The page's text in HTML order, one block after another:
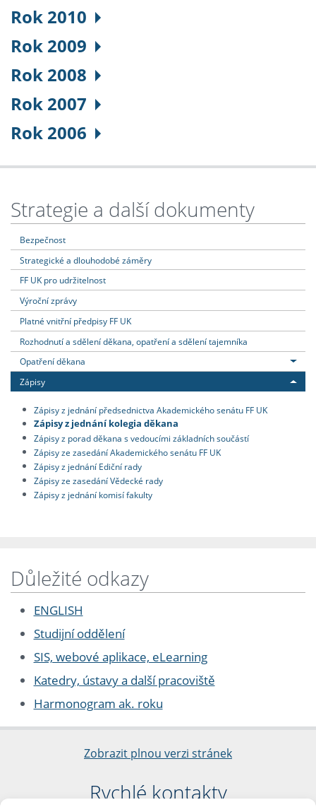
Rok 2010
Rok 2009
Rok 2008
Rok 2007
Rok 2006
Strategie a další dokumenty
Bezpečnost
Strategické a dlouhodobé záměry
FF UK pro udržitelnost
Výroční zprávy
Platné vnitřní předpisy FF UK
Rozhodnutí a sdělení děkana, opatření a sdělení tajemníka
Opatření děkana
Zápisy
Zápisy z jednání předsednictva Akademického senátu FF UK
Zápisy z jednání kolegia děkana
Zápisy z porad děkana s vedoucími základních součástí
Zápisy ze zasedání Akademického senátu FF UK
Zápisy z jednání Ediční rady
Zápisy ze zasedání Vědecké rady
Zápisy z jednání komisí fakulty
Důležité odkazy
ENGLISH
Studijní oddělení
SIS, webové aplikace, eLearning
Katedry, ústavy a další pracoviště
Harmonogram ak. roku
Zobrazit plnou verzi stránek
Rychlé kontakty